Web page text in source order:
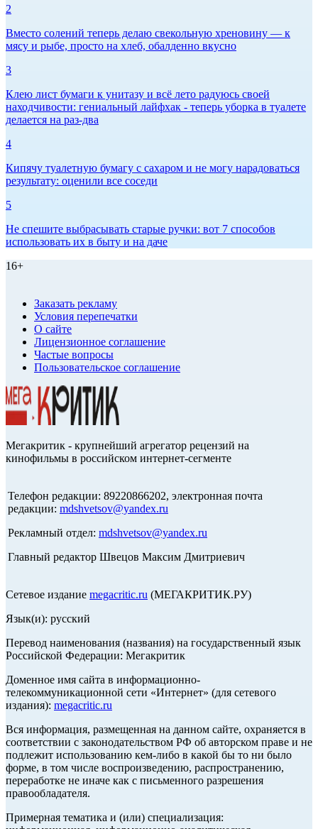
2
Вместо солений теперь делаю свекольную хреновину — к
мясу и рыбе, просто на хлеб, обалденно вкусно
3
Клею лист бумаги к унитазу и всё лето радуюсь своей
находчивости: гениальный лайфхак - теперь уборка в туалете
делается на раз-два
4
Кипячу туалетную бумагу с сахаром и не могу нарадоваться
результату: оценили все соседи
5
Не спешите выбрасывать старые ручки: вот 7 способов
использовать их в быту и на даче
16+
Заказать рекламу
Условия перепечатки
О сайте
Лицензионное соглашение
Частые вопросы
Пользовательское соглашение
Мегакритик - крупнейший агрегатор рецензий на
кинофильмы в российском интернет-сегменте
Телефон редакции: 89220866202, электронная почта
редакции: mdshvetsov@yandex.ru
Рекламный отдел: mdshvetsov@yandex.ru
Главный редактор Швецов Максим Дмитриевич
Сетевое издание megacritic.ru (МЕГАКРИТИК.РУ)
Язык(и): русский
Перевод наименования (названия) на государственный язык
Российской Федерации: Мегакритик
Доменное имя сайта в информационно-
телекоммуникационной сети «Интернет» (для сетевого
издания): megacritic.ru
Вся информация, размещенная на данном сайте, охраняется в
соответствии с законодательством РФ об авторском праве и не
подлежит использованию кем-либо в какой бы то ни было
форме, в том числе воспроизведению, распространению,
переработке не иначе как с письменного разрешения
правообладателя.
Примерная тематика и (или) специализация: